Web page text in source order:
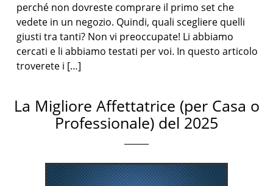
perché non dovreste comprare il primo set che
vedete in un negozio. Quindi, quali scegliere quelli
giusti tra tanti? Non vi preoccupate! Li abbiamo
cercati e li abbiamo testati per voi. In questo articolo
troverete i […]
La Migliore Affettatrice (per Casa o
Professionale) del 2025